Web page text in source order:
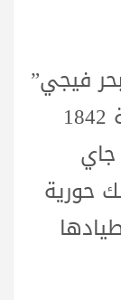
فيجي”
إلى العالم في أغسطس سنة 1842
حورية